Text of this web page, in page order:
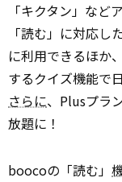
「キクタン」など
「読む」に対応
に利用できるほか
するクイズ機能で
さらに、Plusプラ
放題に！
boocoの「読む」